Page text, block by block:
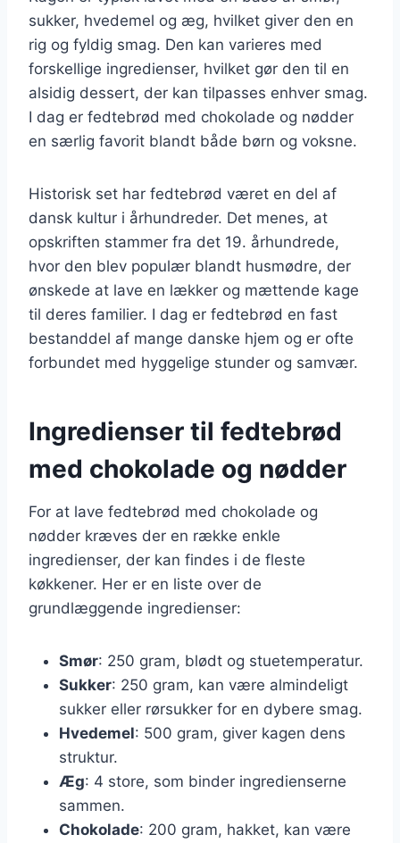
sukker, hvedemel og æg, hvilket giver den en
rig og fyldig smag. Den kan varieres med
forskellige ingredienser, hvilket gør den til en
alsidig dessert, der kan tilpasses enhver smag.
I dag er fedtebrød med chokolade og nødder
en særlig favorit blandt både børn og voksne.
Historisk set har fedtebrød været en del af
dansk kultur i århundreder. Det menes, at
opskriften stammer fra det 19. århundrede,
hvor den blev populær blandt husmødre, der
ønskede at lave en lækker og mættende kage
til deres familier. I dag er fedtebrød en fast
bestanddel af mange danske hjem og er ofte
forbundet med hyggelige stunder og samvær.
Ingredienser til fedtebrød
med chokolade og nødder
For at lave fedtebrød med chokolade og
nødder kræves der en række enkle
ingredienser, der kan findes i de fleste
køkkener. Her er en liste over de
grundlæggende ingredienser:
Smør: 250 gram, blødt og stuetemperatur.
Sukker: 250 gram, kan være almindeligt
sukker eller rørsukker for en dybere smag.
Hvedemel: 500 gram, giver kagen dens
struktur.
Æg: 4 store, som binder ingredienserne
sammen.
Chokolade: 200 gram, hakket, kan være